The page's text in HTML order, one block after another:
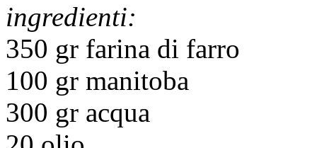
ingredienti:
350 gr farina di farro
100 gr manitoba
300 gr acqua